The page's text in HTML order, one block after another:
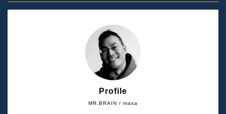
MR,BRAIN / masa
Profile